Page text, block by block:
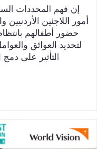
إن فهم المحددات
أمور اللاجئين
حضور أطفالهم
لتحديد العوائق
التأثير على